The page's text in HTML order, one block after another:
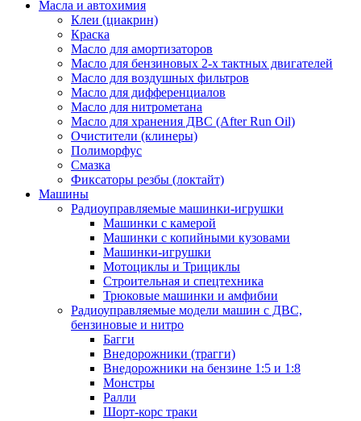
Масла и автохимия
Клеи (циакрин)
Краска
Масло для амортизаторов
Масло для бензиновых 2-х тактных двигателей
Масло для воздушных фильтров
Масло для дифференциалов
Масло для нитрометана
Масло для хранения ДВС (After Run Oil)
Очистители (клинеры)
Полиморфус
Смазка
Фиксаторы резбы (локтайт)
Машины
Радиоуправляемые машинки-игрушки
Машинки с камерой
Машинки с копийными кузовами
Машинки-игрушки
Мотоциклы и Трициклы
Строительная и спецтехника
Трюковые машинки и амфибии
Радиоуправляемые модели машин с ДВС,
бензиновые и нитро
Багги
Внедорожники (трагги)
Внедорожники на бензине 1:5 и 1:8
Монстры
Ралли
Шорт-корс траки